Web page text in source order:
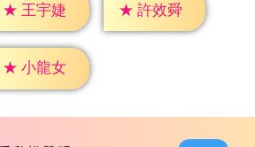
★ 王宇婕 ★ 許效舜
★ 小龍女